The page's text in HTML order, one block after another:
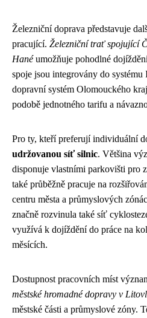
Železniční doprava představuje
pracující. Železniční trať spojující
Hanéumožňuje pohodlné
spoje jsou integrovány do
dopravní systém Olomouckého
podobě jednotného tarifu a
Pro ty, kteří preferují individuální
udržovanou síť silnic. Většina
disponuje vlastními parkovišti pro
také průběžně pracuje na
centru města a průmyslových
značně rozvinula také síť
využívá k dojíždění do práce na
měsících.
Dostupnost pracovních míst
městské hromadné dopravy v
městské části a průmyslové zóny.